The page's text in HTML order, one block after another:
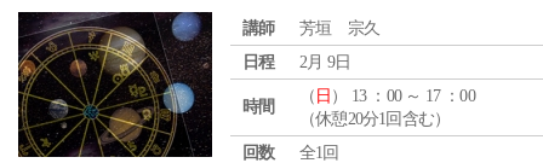
講師
芳垣 宗久
日程
2月 9日
時間
（ 日 ） 13 ：00 ～ 17 ：00
（休憩20分1回含む）
回数
全1回